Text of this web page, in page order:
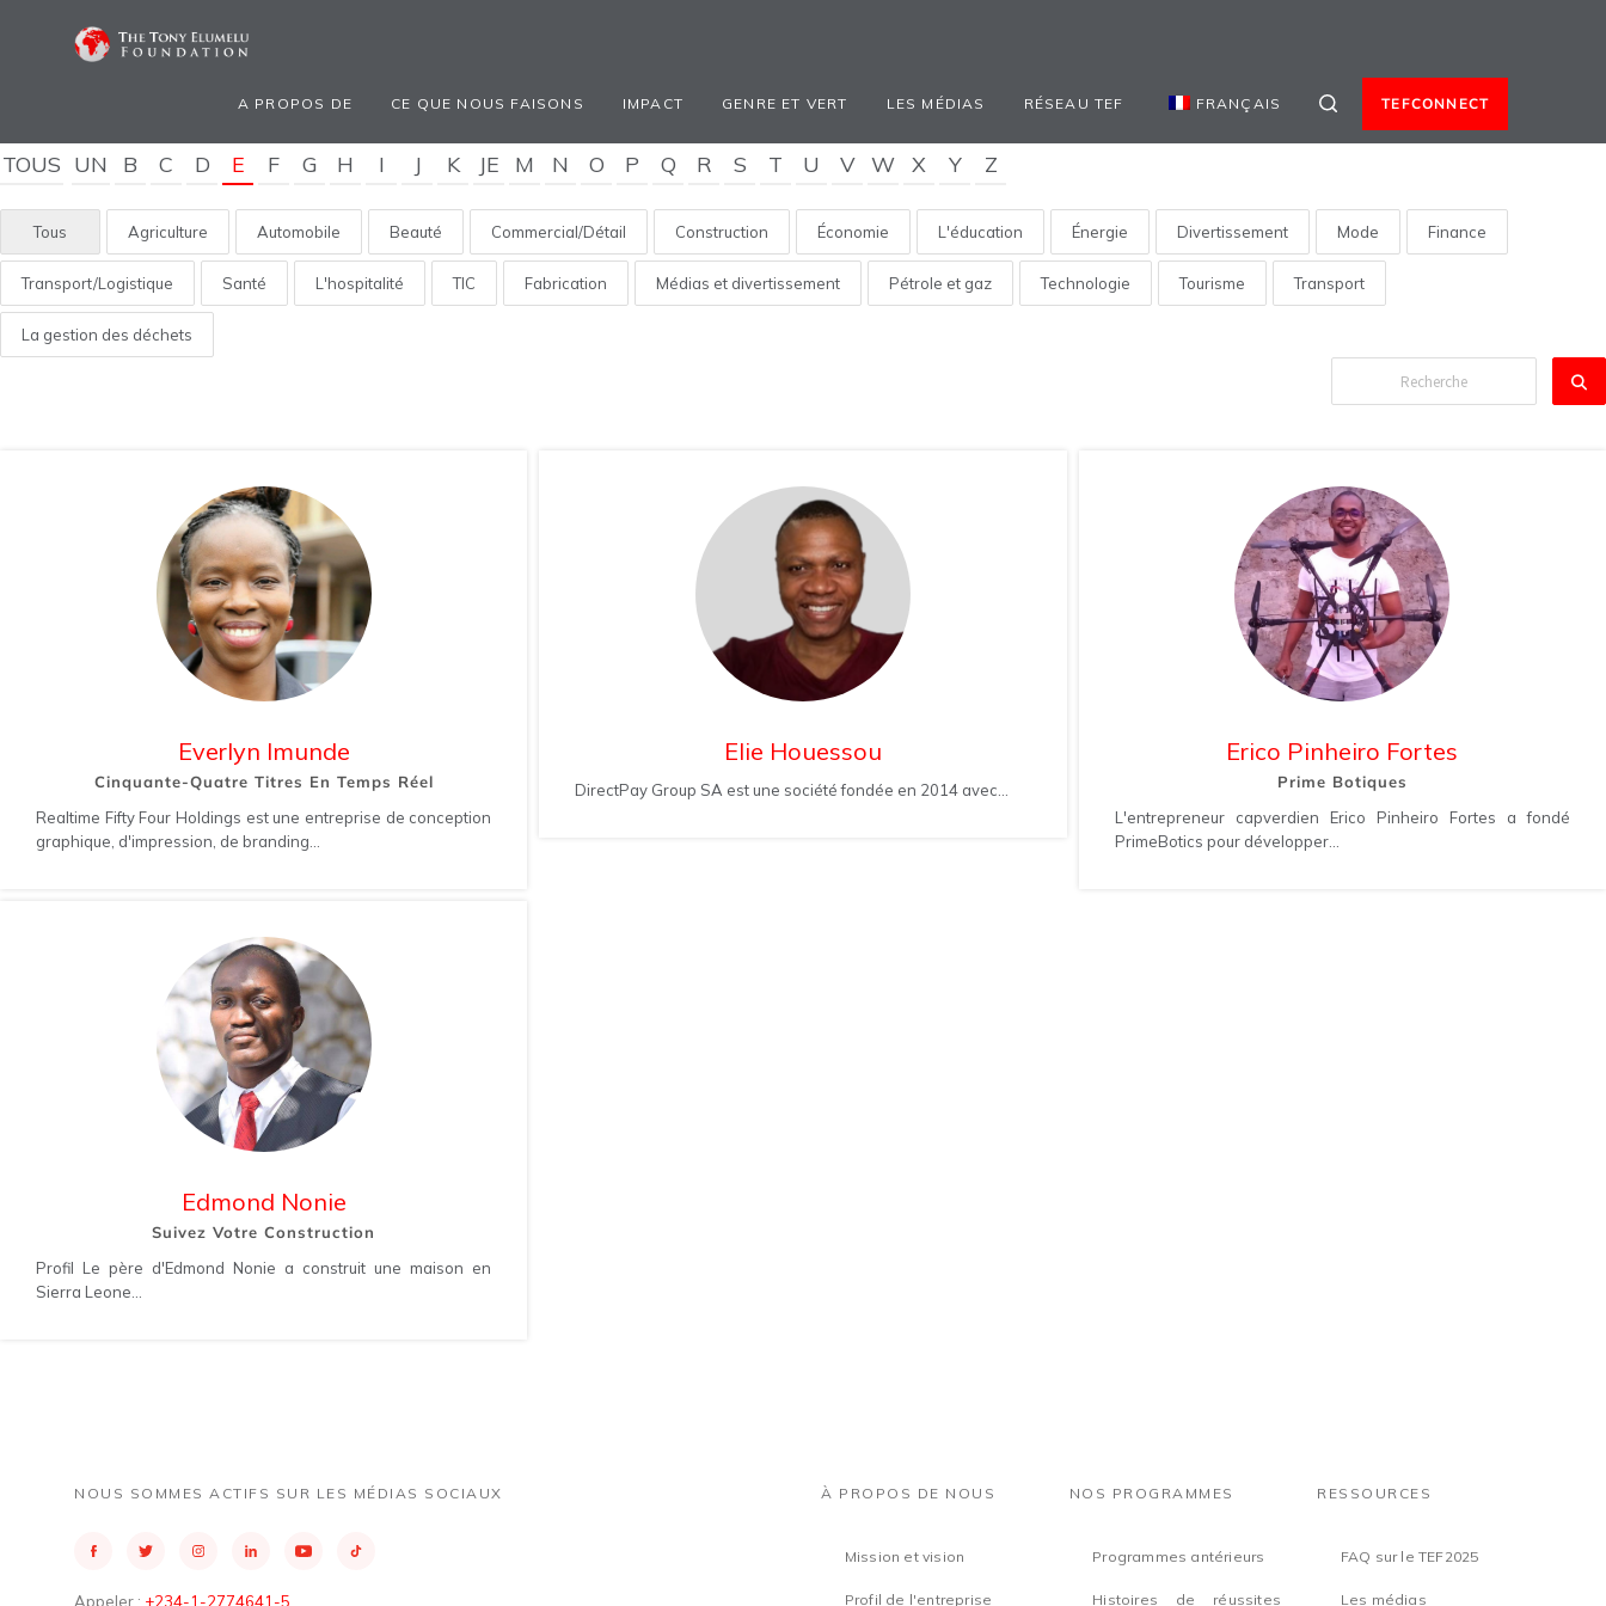
A PROPOS DE CE QUE NOUS FAISONS IMPACT GENRE ET VERT LES MÉDIAS RÉSEAU TEF FRANÇAIS TEFCONNECT
TOUS UN B C D E F G H I J K JE M N O P Q R S T U V W X Y Z
Tous Agriculture Automobile Beauté Commercial/Détail Construction Économie L'éducation Énergie Divertissement Mode Finance
Transport/Logistique Santé L'hospitalité TIC Fabrication Médias et divertissement Pétrole et gaz Technologie Tourisme Transport
La gestion des déchets
Everlyn Imunde
Cinquante-Quatre Titres En Temps Réel
Realtime Fifty Four Holdings est une entreprise de conception
graphique, d'impression, de branding...
Elie Houessou
DirectPay Group SA est une société fondée en 2014 avec...
Erico Pinheiro Fortes
Prime Botiques
L'entrepreneur capverdien Erico Pinheiro Fortes a fondé
PrimeBotics pour développer...
Edmond Nonie
Suivez Votre Construction
Profil Le père d'Edmond Nonie a construit une maison en
Sierra Leone...
NOUS SOMMES ACTIFS SUR LES MÉDIAS SOCIAUX
Appeler : +234-1-2774641-5
À PROPOS DE NOUS
Mission et vision
Profil de l'entreprise
NOS PROGRAMMES
Programmes antérieurs
Histoires de réussites
RESSOURCES
FAQ sur le TEF2025
Les médias